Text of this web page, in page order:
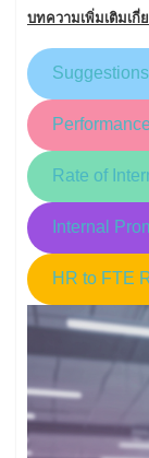
บทความเพิ่มเติมเกี่
Rate of
Internal
HR to FTE